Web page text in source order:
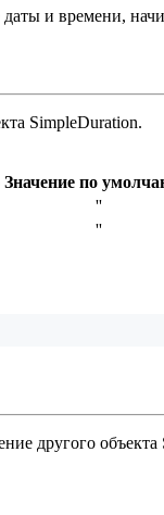
и времени,
SimpleDuration.
Значение по
''
''
другого